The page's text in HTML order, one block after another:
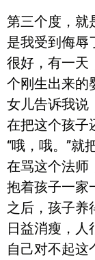
第三个度，就
是我受到侮辱
很好，有一天
个刚生出来的
女儿告诉我说
在把这个孩子
“哦，哦。”就
在骂这个法师
抱着孩子一家
之后，孩子养
日益消瘦，人
自己对不起这